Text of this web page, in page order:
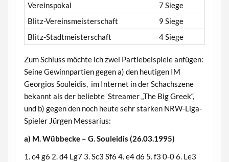
Vereinspokal
7 Siege
Blitz-Vereinsmeisterschaft
9 Siege
Blitz-Stadtmeisterschaft
4 Siege
Zum Schluss möchte ich zwei Partiebeispiele anfügen:
Seine Gewinnpartien gegen a) den heutigen IM
Georgios Souleidis, im Internet in der Schachszene
bekannt als der beliebte Streamer „The Big Greek“,
und b) gegen den noch heute sehr starken NRW-Liga-
Spieler Jürgen Messarius:
a) M. Wübbecke – G. Souleidis (26.03.1995)
1. c4 g6 2. d4 Lg7 3. Sc3 Sf6 4. e4 d6 5. f3 0-0 6. Le3